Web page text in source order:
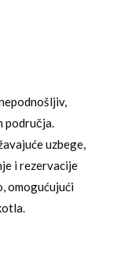
područja.
uzbege,
i rezervacije
omogućujući